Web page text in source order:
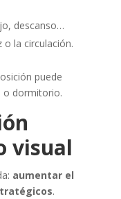
descanso…
o la circulación.
puede
o dormitorio.
visual
aumentar el
.